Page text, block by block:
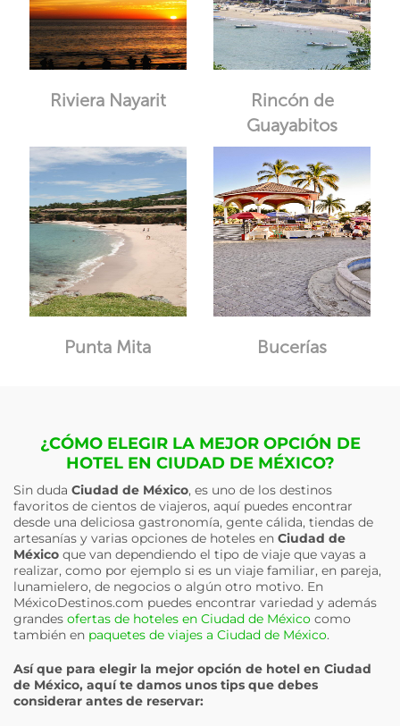
Riviera Nayarit
Rincón de
Guayabitos
Punta Mita Bucerías
¿CÓMO ELEGIR LA MEJOR OPCIÓN DE
HOTEL EN CIUDAD DE MÉXICO?
Sin duda Ciudad de México, es uno de los destinos
favoritos de cientos de viajeros, aquí puedes encontrar
desde una deliciosa gastronomía, gente cálida, tiendas de
artesanías y varias opciones de hoteles en Ciudad de
México que van dependiendo el tipo de viaje que vayas a
realizar, como por ejemplo si es un viaje familiar, en pareja,
lunamielero, de negocios o algún otro motivo. En
MéxicoDestinos.com puedes encontrar variedad y además
grandes ofertas de hoteles en Ciudad de México como
también en paquetes de viajes a Ciudad de México.
Así que para elegir la mejor opción de hotel en Ciudad
de México, aquí te damos unos tips que debes
considerar antes de reservar: